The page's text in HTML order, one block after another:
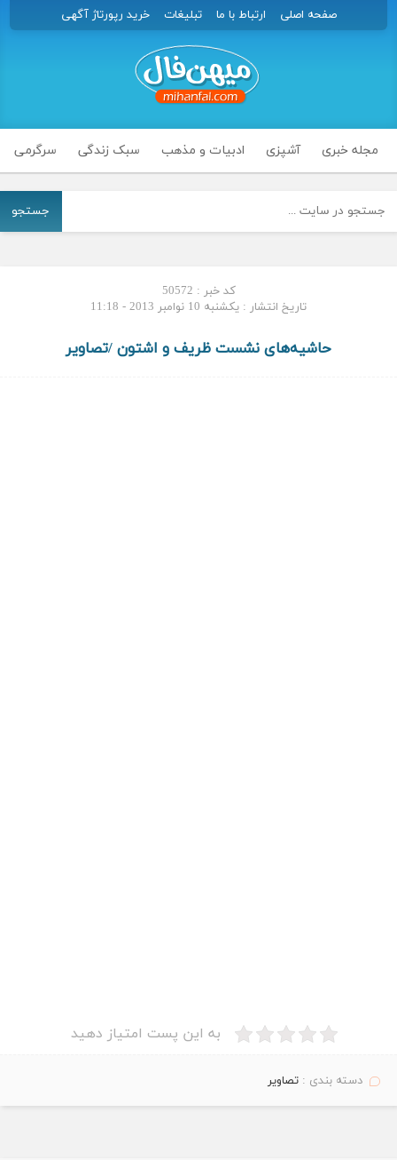
صفحه اصلی ارتباط با ما تبلیغات خرید رپورتاژ آگهی
مجله خبری آشپزی ادبیات و مذهب سبک زندگی سرگرمی
جستجو
کد خبر : 50572
تاریخ انتشار : یکشنبه 10 نوامبر 2013 - 11:18
حاشیه‌های نشست ظریف و اشتون /تصاویر
به این پست امتیاز دهید
دسته بندی :تصاویر